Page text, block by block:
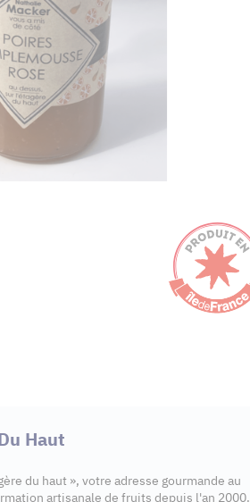
Haut
du haut », votre adresse gourmande au
artisanale de fruits depuis l'an 2000.